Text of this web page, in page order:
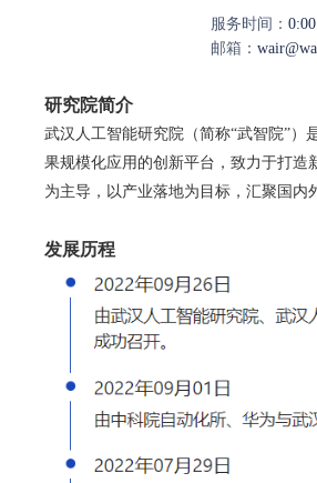
服务时间：
邮箱：
研究院简介
武汉人工智能研究院（简称“武智院”
果规模化应用的创新平台，致力于打造
为主导，以产业落地为目标，汇聚国
发展历程